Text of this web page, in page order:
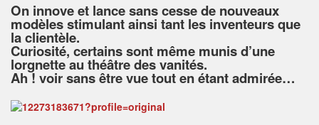
On innove et lance sans cesse de nouveaux
modèles stimulant ainsi tant les inventeurs que
la clientèle.
Curiosité, certains sont même munis d’une
lorgnette au théâtre des vanités.
Ah ! voir sans être vue tout en étant admirée…